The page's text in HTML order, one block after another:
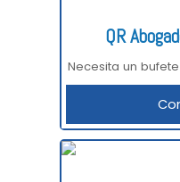
QR
Necesita un